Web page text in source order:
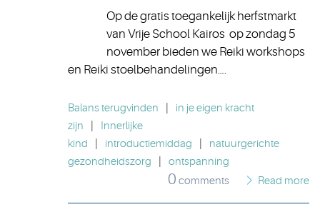
Op de gratis toegankelijk herfstmarkt
van Vrije School Kairos op zondag 5
november bieden we Reiki workshops
en Reiki stoelbehandelingen….
Balans terugvinden
in je eigen kracht
zijn
Innerlijke
kind
introductiemiddag
natuurgerichte
gezondheidszorg
ontspanning
0 comments Read more